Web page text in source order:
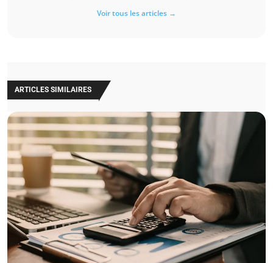
Voir tous les articles →
ARTICLES SIMILAIRES